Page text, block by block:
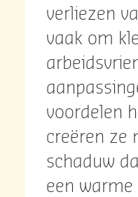
verliezen
vaak om
voordelen
creëren ze
schaduw
een